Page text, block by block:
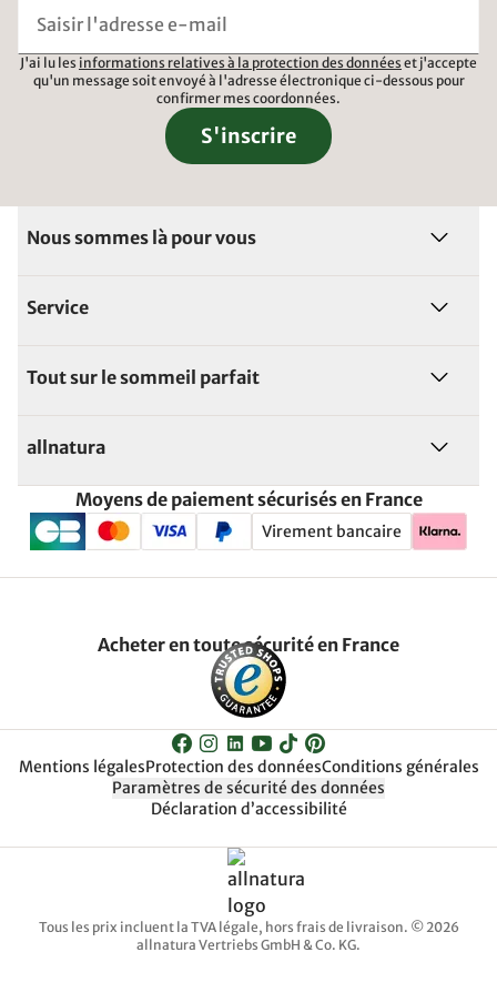
J'ai lu les informations relatives à la protection des données et j'accepte
qu'un message soit envoyé à l'adresse électronique ci-dessous pour
confirmer mes coordonnées.
S'inscrire
Nous sommes là pour vous
Service
Tout sur le sommeil parfait
allnatura
Moyens de paiement sécurisés en France
Virement bancaire
Acheter en toute sécurité en France
Mentions légalesProtection des donnéesConditions générales
Paramètres de sécurité des données
Déclaration d’accessibilité
Tous les prix incluent la TVA légale, hors frais de livraison. © 2026
allnatura Vertriebs GmbH & Co. KG.